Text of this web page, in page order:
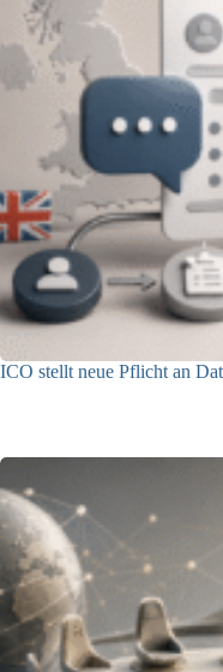
ICO stellt neue Pflicht an